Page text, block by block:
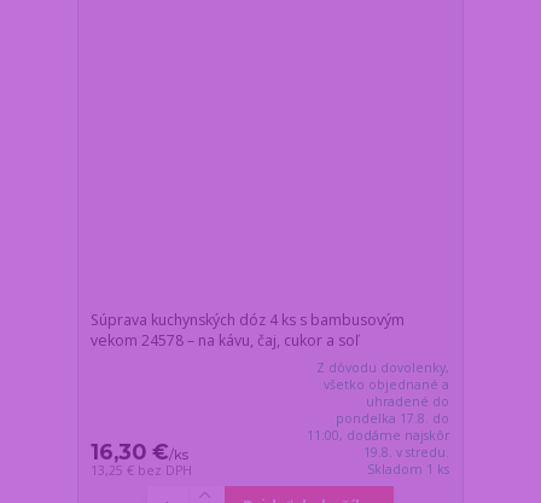
Súprava kuchynských dóz 4 ks s bambusovým
vekom 24578 – na kávu, čaj, cukor a soľ
16,30 €/ks
13,25 € bez DPH
Z dôvodu dovolenky,
všetko objednané a
uhradené do
pondelka 17.8. do
11:00, dodáme najskôr
19.8. v stredu.
Skladom 1 ks